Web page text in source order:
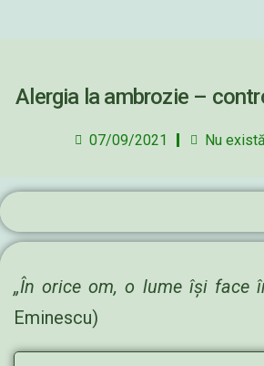
Alergia la ambrozie –
07/09/2021 Nu
„În orice om, o lume își face
Eminescu)